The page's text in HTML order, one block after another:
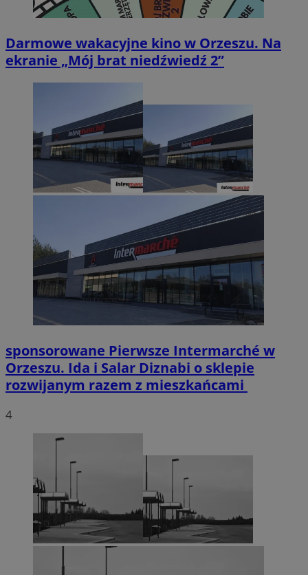
Darmowe wakacyjne kino w Orzeszu. Na
ekranie „Mój brat niedźwiedź 2”
sponsorowane Pierwsze Intermarché w
Orzeszu. Ida i Salar Diznabi o sklepie
rozwijanym razem z mieszkańcami
4